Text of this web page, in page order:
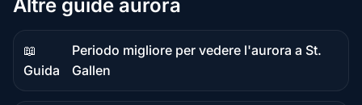
Altre guide aurora
📖
Guida
Contenuto
guida
Periodo migliore per vedere l'aurora a St.
Gallen